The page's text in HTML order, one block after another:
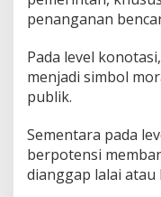
a
e
r
g
k
a
K
penanganan
Pada level
menjadi simbol
publik.
Sementara pada
berpotensi
dianggap lalai